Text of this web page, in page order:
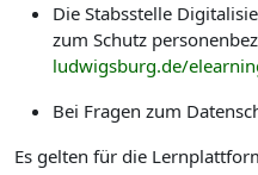
Die Stabsstelle
zum Schutz
ludwigsburg.de/
Bei Fragen zum
Es gelten für die